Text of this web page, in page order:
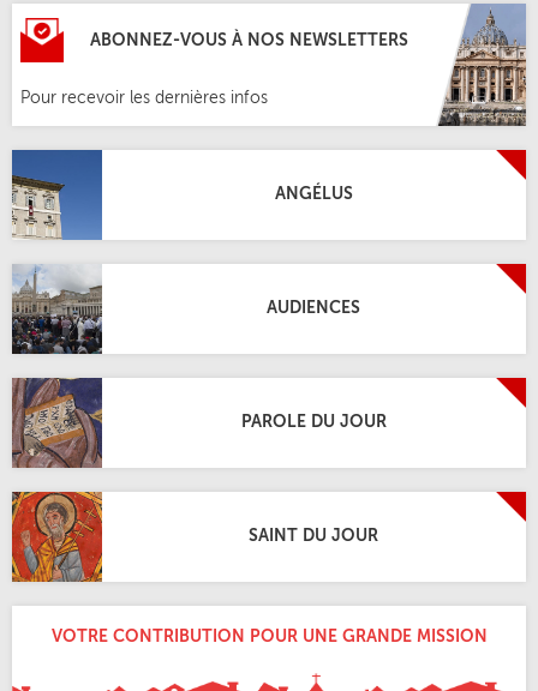
ABONNEZ-VOUS À NOS NEWSLETTERS
Pour recevoir les dernières infos
ANGÉLUS
AUDIENCES
PAROLE DU JOUR
SAINT DU JOUR
VOTRE CONTRIBUTION POUR UNE GRANDE MISSION